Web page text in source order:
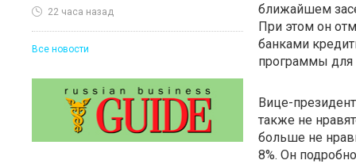
22 часа назад
Все новости
ближайшем
При этом он
банками
программы для
Вице-
также не
больше не
8%. Он